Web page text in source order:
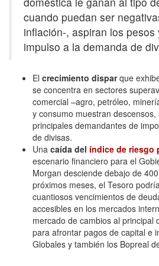
cuando puedan ser
inflación-, aspiran los pesos
impulso a la demanda de
El crecimiento disparque
se concentra en sectores
comercial –agro, petróleo,
y consumo muestran
principales demandantes de
de divisas.
Una caída del índice de riesgo
escenario financiero para el
Morgan desciende debajo de
próximos meses, el Tesoro
cuantiosos vencimientos de
accesibles en los mercados
mercado de cambios al principal
para afrontar pagos de capital e
Globales y también los Bopreal